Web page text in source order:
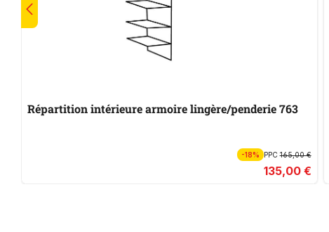
Répartition intérieure armoire lingère/penderie 763
-18% PPC165,00 €
135,00 €